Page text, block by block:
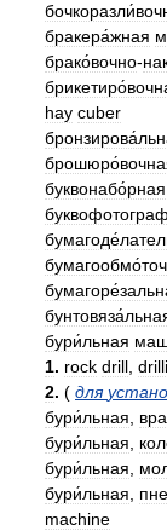
бракера́жная
брако́вочно-
hay cuber
буквонабо́рная
бури́льная
1. rock drill
2. ( для
бури́льная
бури́льная
бури́льная
бури́льная
machine